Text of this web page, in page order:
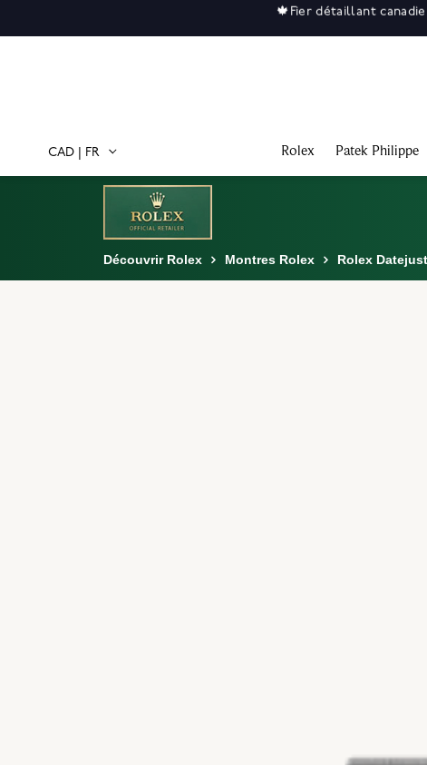
Soldes :
CAD | FR Rolex Patek Philippe
Découvrir Rolex Montres Rolex Rolex Datejust